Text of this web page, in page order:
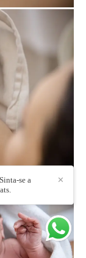
✕
se a